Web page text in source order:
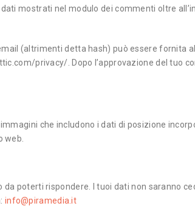
mostrati nel modulo dei commenti oltre
(altrimenti detta hash) può essere fornita
privacy/. Dopo l’approvazione del tuo
che includono i dati di posizione
web.
poterti rispondere. I tuoi dati non saranno
info@piramedia.it